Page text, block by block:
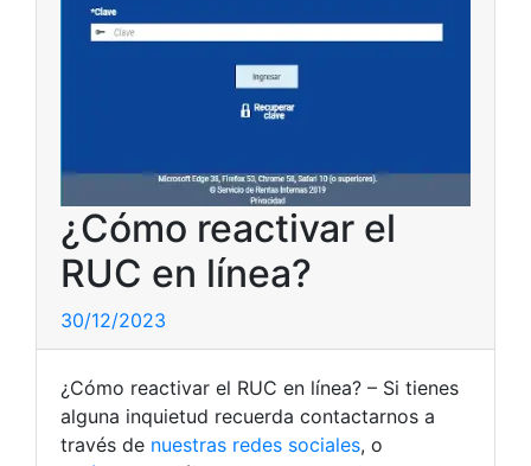
¿Cómo reactivar el
RUC en línea?
30/12/2023
¿Cómo reactivar el RUC en línea? – Si tienes
alguna inquietud recuerda contactarnos a
través de nuestras redes sociales, o